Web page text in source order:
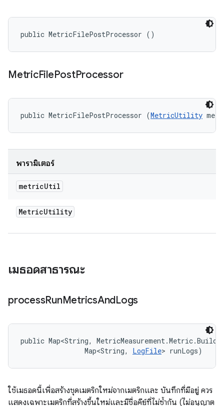
public MetricFilePostProcessor ()
MetricFilePostProcessor
public MetricFilePostProcessor (MetricUtility
พารามิเตอร์
metricUtil
MetricUtility
เมธอดสาธารณะ
processRunMetricsAndLogs
public Map<String,
                Map<String,
LogFile> runLogs)
ใช้เมธอดนี้เพื่อสร้างชุดเมตริกใหม่จากเมตริกและ บันทึกที่มีอยู่ ควร
แสดงเฉพาะเมตริกที่สร้างขึ้นใหม่และมีชื่อคีย์ที่ไม่ซ้ำกัน (ไม่อนุญาต